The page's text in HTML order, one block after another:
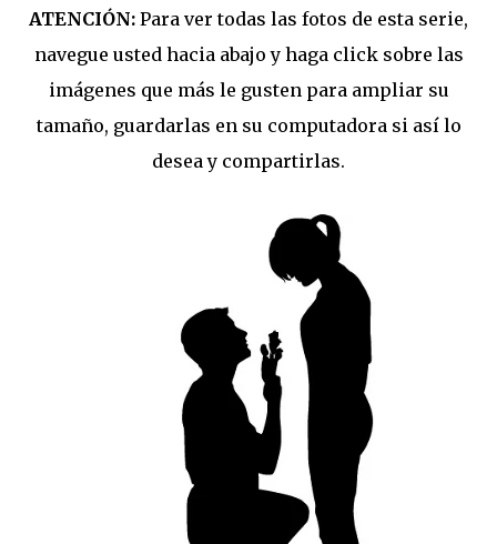
ATENCIÓN: Para ver todas las fotos de esta serie,
navegue usted hacia abajo y haga click sobre las
imágenes que más le gusten para ampliar su
tamaño, guardarlas en su computadora si así lo
desea y compartirlas.